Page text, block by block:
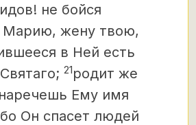
не бойся
Марию, жену твою,
в Ней есть
21родит же
Ему имя
Он спасет людей